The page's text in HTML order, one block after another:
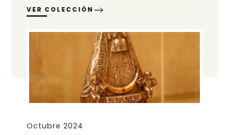
VER COLECCIÓN
Octubre 2024